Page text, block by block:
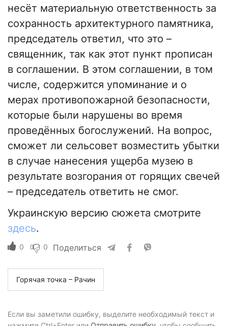
несёт материальную ответственность за
сохранность архитектурного памятника,
председатель ответил, что это –
священник, так как этот пункт прописан
в соглашении. В этом соглашении, в том
числе, содержится упоминание и о
мерах противопожарной безопасности,
которые были нарушены во время
проведённых богослужений. На вопрос,
сможет ли сельсовет возместить убытки
в случае нанесения ущерба музею в
результате возгорания от горящих свечей
– председатель ответить не смог.
Украинскую версию сюжета смотрите
здесь.
0 0 Поделиться
Горячая точка – Рачин
Если вы заметили ошибку, выделите необходимый текст и